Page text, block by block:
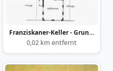
Franziskaner-Keller - Grundriss
0,02 km entfernt